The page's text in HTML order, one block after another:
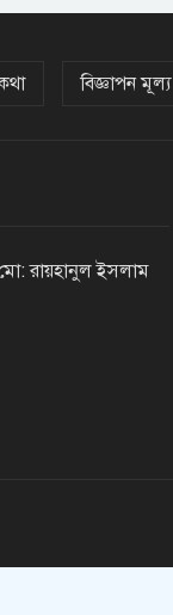
বিজ্ঞাপন মূল্য
মো: রায়হানুল ইসলাম